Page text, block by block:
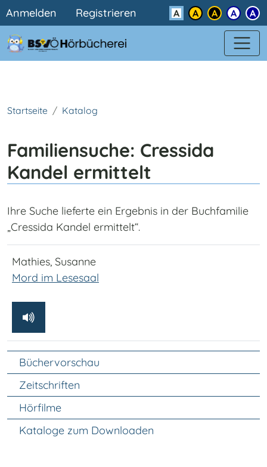
Direkt zum Inhalt
Benutzermenü
Anmelden Registrieren Kontrast
Startseite Katalog
Familiensuche: Cressida
Kandel ermittelt
Ihre Suche lieferte ein Ergebnis in der Buchfamilie
„Cressida Kandel ermittelt“.
Mathies, Susanne
Mord im Lesesaal
Unter Navigation
Büchervorschau
Zeitschriften
Hörfilme
Kataloge zum Downloaden